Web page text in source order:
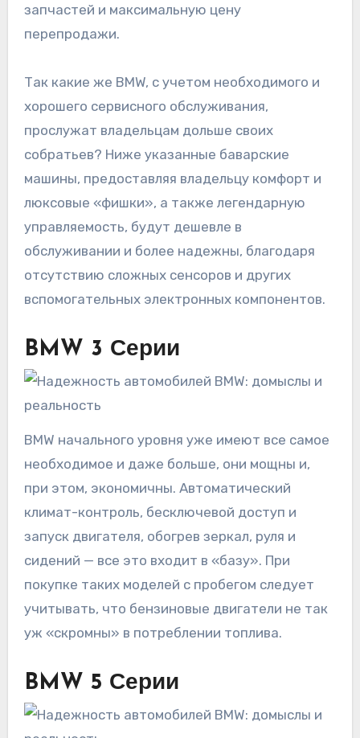
запчастей и максимальную цену
перепродажи.
Так какие же BMW, с учетом необходимого и
хорошего сервисного обслуживания,
прослужат владельцам дольше своих
собратьев? Ниже указанные баварские
машины, предоставляя владельцу комфорт и
люксовые «фишки», а также легендарную
управляемость, будут дешевле в
обслуживании и более надежны, благодаря
отсутствию сложных сенсоров и других
вспомогательных электронных компонентов.
BMW 3 Серии
BMW начального уровня уже имеют все самое
необходимое и даже больше, они мощны и,
при этом, экономичны. Автоматический
климат-контроль, бесключевой доступ и
запуск двигателя, обогрев зеркал, руля и
сидений — все это входит в «базу». При
покупке таких моделей с пробегом следует
учитывать, что бензиновые двигатели не так
уж «скромны» в потреблении топлива.
BMW 5 Серии